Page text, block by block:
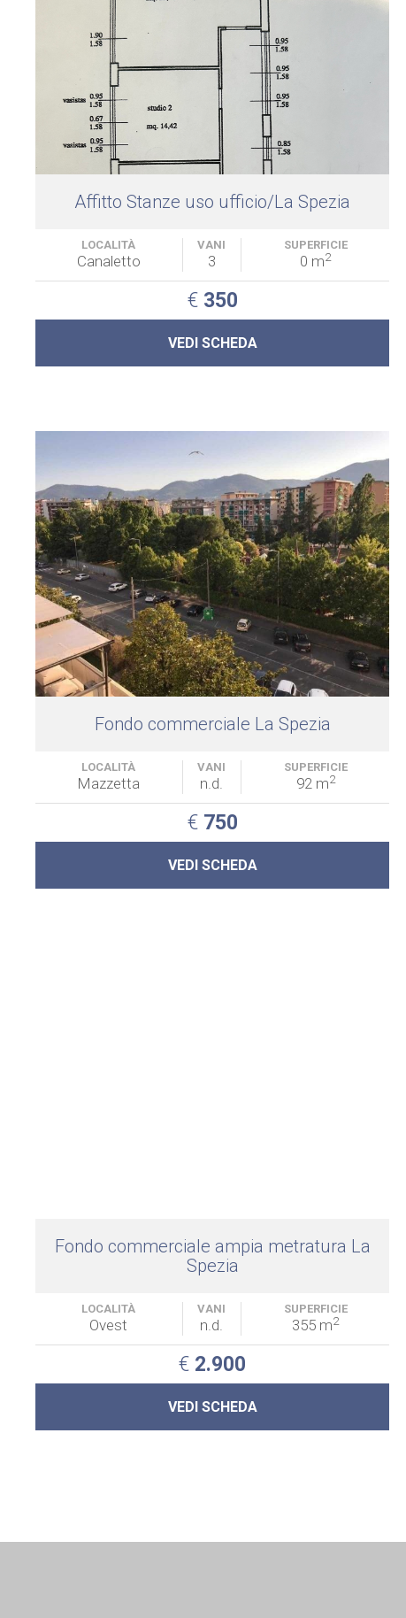
Affitto Stanze uso ufficio/La Spezia
LOCALITÀ
Canaletto
VANI
3
SUPERFICIE
0 m2
€ 350
VEDI SCHEDA
Fondo commerciale La Spezia
LOCALITÀ
Mazzetta
VANI
n.d.
SUPERFICIE
92 m2
€ 750
VEDI SCHEDA
Fondo commerciale ampia metratura La
Spezia
LOCALITÀ
Ovest
VANI
n.d.
SUPERFICIE
355 m2
€ 2.900
VEDI SCHEDA